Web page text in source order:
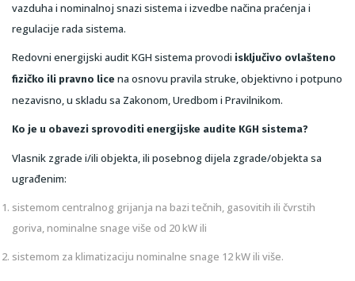
vazduha i nominalnoj snazi sistema i izvedbe načina praćenja i
regulacije rada sistema.
Redovni energijski audit KGH sistema provodi isključivo ovlašteno
fizičko ili pravno lice na osnovu pravila struke, objektivno i potpuno
nezavisno, u skladu sa Zakonom, Uredbom i Pravilnikom.
Ko je u obavezi sprovoditi energijske audite KGH sistema?
Vlasnik zgrade i/ili objekta, ili posebnog dijela zgrade/objekta sa
ugrađenim:
sistemom centralnog grijanja na bazi tečnih, gasovitih ili čvrstih
goriva, nominalne snage više od 20 kW ili
sistemom za klimatizaciju nominalne snage 12 kW ili više.